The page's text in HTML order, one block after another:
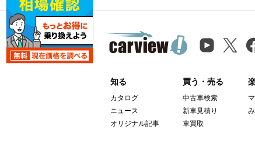
知る
カタログ
ニュース
オリジナル記事
買う・売る
中古車検索
新車見積り
車買取